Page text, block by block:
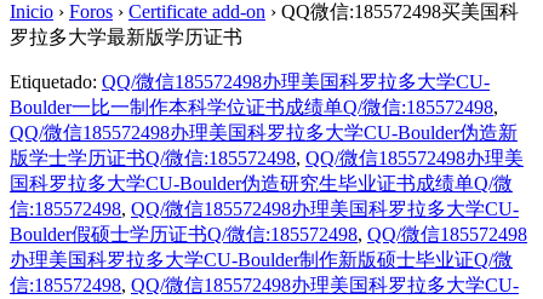
Inicio › Foros › Certificate add-on › QQ微信:185572498买美国科
罗拉多大学最新版学历证书
Etiquetado: QQ/微信185572498办理美国科罗拉多大学CU-
Boulder一比一制作本科学位证书成绩单Q/微信:185572498,
QQ/微信185572498办理美国科罗拉多大学CU-Boulder伪造新
版学士学历证书Q/微信:185572498, QQ/微信185572498办理美
国科罗拉多大学CU-Boulder伪造研究生毕业证书成绩单Q/微
信:185572498, QQ/微信185572498办理美国科罗拉多大学CU-
Boulder假硕士学历证书Q/微信:185572498, QQ/微信185572498
办理美国科罗拉多大学CU-Boulder制作新版硕士毕业证Q/微
信:185572498, QQ/微信185572498办理美国科罗拉多大学CU-